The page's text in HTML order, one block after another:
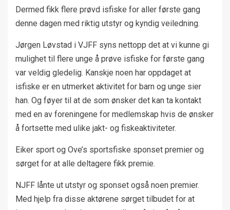
Dermed fikk flere prøvd isfiske for aller første gang
denne dagen med riktig utstyr og kyndig veiledning.
Jørgen Løvstad i VJFF syns nettopp det at vi kunne gi
mulighet til flere unge å prøve isfiske for første gang
var veldig gledelig. Kanskje noen har oppdaget at
isfiske er en utmerket aktivitet for barn og unge sier
han. Og føyer til at de som ønsker det kan ta kontakt
med en av foreningene for medlemskap hvis de ønsker
å fortsette med ulike jakt- og fiskeaktiviteter.
Eiker sport og Ove’s sportsfiske sponset premier og
sørget for at alle deltagere fikk premie.
NJFF lånte ut utstyr og sponset også noen premier.
Med hjelp fra disse aktørene sørget tilbudet for at